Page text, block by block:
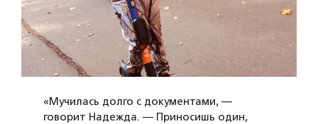
«Мучилась долго с документами, —
говорит Надежда. — Приносишь один,